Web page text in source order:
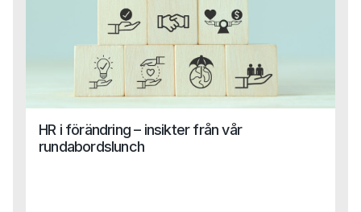
HR i förändring – insikter från vår
rundabordslunch